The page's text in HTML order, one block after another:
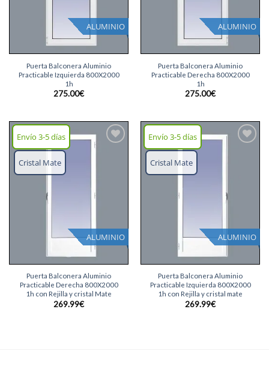
ALUMINIO
Puerta Balconera Aluminio
Practicable Izquierda 800X2000
1h
275.00€
ALUMINIO
Puerta Balconera Aluminio
Practicable Derecha 800X2000
1h
275.00€
Envío 3-5 días
ALUMINIO
Cristal Mate
Puerta Balconera Aluminio
Practicable Derecha 800X2000
1h con Rejilla y cristal Mate
269.99€
Envío 3-5 días
ALUMINIO
Cristal Mate
Puerta Balconera Aluminio
Practicable Izquierda 800X2000
1h con Rejilla y cristal mate
269.99€